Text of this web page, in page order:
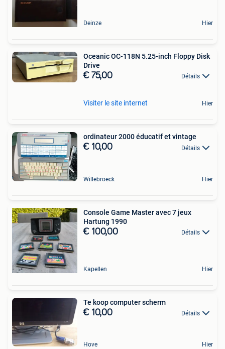
Deinze Hier
Oceanic OC-118N 5.25-inch Floppy Disk
Drive
€ 75,00 Détails
Visiter le site internet Hier
ordinateur 2000 éducatif et vintage
€ 10,00 Détails
Willebroeck Hier
Console Game Master avec 7 jeux
Hartung 1990
€ 100,00 Détails
Kapellen Hier
Te koop computer scherm
€ 10,00 Détails
Hove Hier